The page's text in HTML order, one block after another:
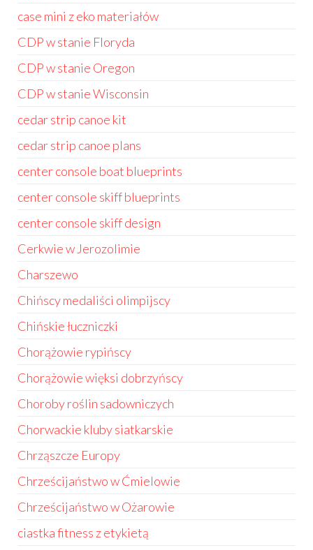
case mini z eko materiałów
CDP w stanie Floryda
CDP w stanie Oregon
CDP w stanie Wisconsin
cedar strip canoe kit
cedar strip canoe plans
center console boat blueprints
center console skiff blueprints
center console skiff design
Cerkwie w Jerozolimie
Charszewo
Chińscy medaliści olimpijscy
Chińskie łuczniczki
Chorążowie rypińscy
Chorążowie więksi dobrzyńscy
Choroby roślin sadowniczych
Chorwackie kluby siatkarskie
Chrząszcze Europy
Chrześcijaństwo w Ćmielowie
Chrześcijaństwo w Ożarowie
ciastka fitness z etykietą